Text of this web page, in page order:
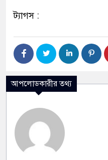
ট্যাগস :
আপলোডকারীর তথ্য